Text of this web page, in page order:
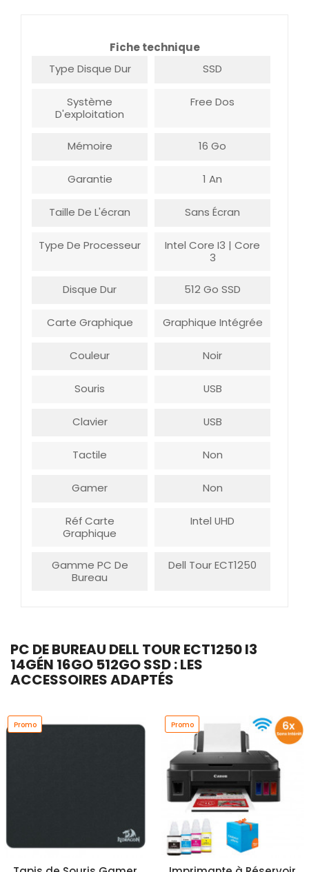
Fiche technique
Type Disque Dur
SSD
Système
D'exploitation
Free Dos
Mémoire 16 Go
Garantie 1 An
Taille De L'écran Sans Écran
Type De Processeur
Intel Core I3 | Core
3
Disque Dur 512 Go SSD
Carte Graphique Graphique Intégrée
Couleur Noir
Souris USB
Clavier USB
Tactile Non
Gamer Non
Réf Carte
Graphique
Intel UHD
Gamme PC De
Bureau
Dell Tour ECT1250
PC DE BUREAU DELL TOUR ECT1250 I3
14GÉN 16GO 512GO SSD : LES
ACCESSOIRES ADAPTÉS
Promo Promo